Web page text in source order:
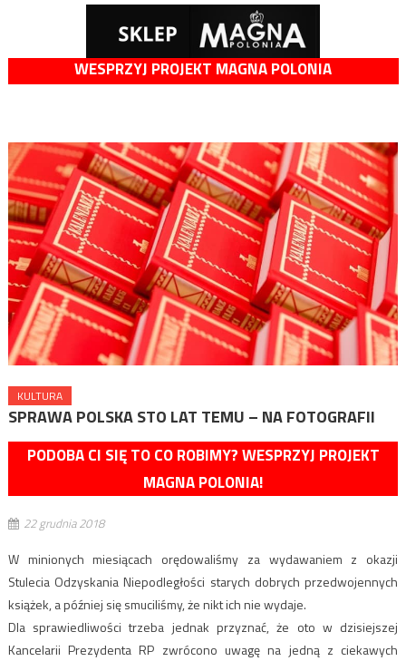
WESPRZYJ PROJEKT MAGNA POLONIA
KULTURA
SPRAWA POLSKA STO LAT TEMU – NA FOTOGRAFII
PODOBA CI SIĘ TO CO ROBIMY? WESPRZYJ PROJEKT
MAGNA POLONIA!
22 grudnia 2018
W minionych miesiącach orędowaliśmy za wydawaniem z okazji
Stulecia Odzyskania Niepodległości starych dobrych przedwojennych
książek, a później się smuciliśmy, że nikt ich nie wydaje.
Dla sprawiedliwości trzeba jednak przyznać, że oto w dzisiejszej
Kancelarii Prezydenta RP zwrócono uwagę na jedną z ciekawych